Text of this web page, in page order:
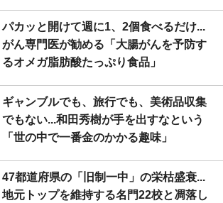
パカッと開けて週に1、2個食べるだけ...
がん専門医が勧める「大腸がんを予防す
るオメガ脂肪酸たっぷり食品」
ギャンブルでも、旅行でも、美術品収集
でもない...和田秀樹が手を出すなという
「世の中で一番金のかかる趣味」
47都道府県の「旧制一中」の栄枯盛衰...
地元トップを維持する名門22校と凋落し